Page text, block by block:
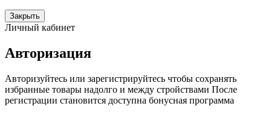
Закрыть
Личный кабинет
Авторизация
Авторизуйтесь или зарегистрируйтесь чтобы сохранять
избранные товары надолго и между стройствами После
регистрации становится доступна бонусная программа